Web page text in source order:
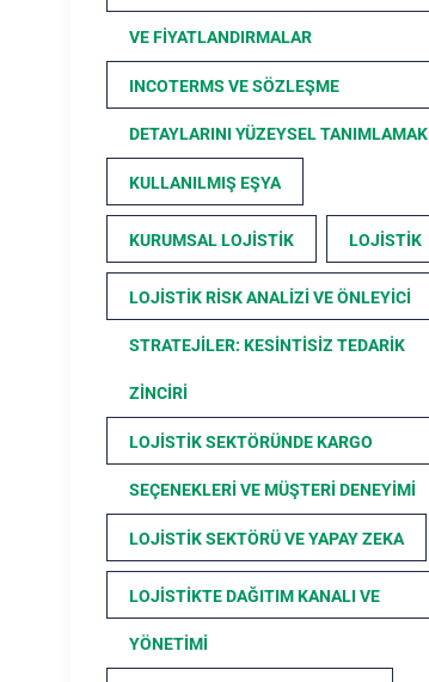
VE FIYATLANDIRMALAR
INCOTERMS VE SÖZLEŞME
DETAYLARINI YÜZEYSEL TANIMLAMAK
KULLANILMIŞ EŞYA
KURUMSAL LOJISTIK LOJISTIK
LOJISTIK RISK ANALIZI VE ÖNLEYICI
STRATEJILER: KESINTISIZ TEDARIK
ZINCIRI
LOJISTIK SEKTÖRÜNDE KARGO
SEÇENEKLERI VE MÜŞTERI DENEYIMI
LOJISTIK SEKTÖRÜ VE YAPAY ZEKA
LOJISTIKTE DAĞITIM KANALI VE
YÖNETIMI